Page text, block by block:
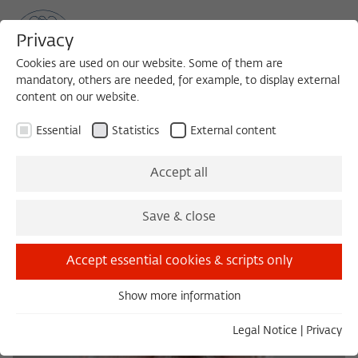
Privacy
Cookies are used on our website. Some of them are
mandatory, others are needed, for example, to display external
content on our website.
Essential Statistics External content
Accept all
Save & close
Accept essential cookies & scripts only
Essential cookies are needed for basic functionality. This
Show more information
Legal Notice Privacy